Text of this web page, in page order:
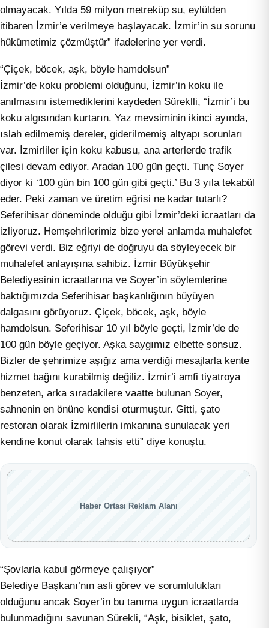
olmayacak. Yılda 59 milyon metreküp su, eylülden
itibaren İzmir’e verilmeye başlayacak. İzmir’in su sorunu
hükümetimiz çözmüştür” ifadelerine yer verdi.
“Çiçek, böcek, aşk, böyle hamdolsun”
İzmir’de koku problemi olduğunu, İzmir’in koku ile
anılmasını istemediklerini kaydeden Süreklli, “İzmir’i bu
koku algısından kurtarın. Yaz mevsiminin ikinci ayında,
ıslah edilmemiş dereler, giderilmemiş altyapı sorunları
var. İzmirliler için koku kabusu, ana arterlerde trafik
çilesi devam ediyor. Aradan 100 gün geçti. Tunç Soyer
diyor ki ‘100 gün bin 100 gün gibi geçti.’ Bu 3 yıla tekabül
eder. Peki zaman ve üretim eğrisi ne kadar tutarlı?
Seferihisar döneminde olduğu gibi İzmir’deki icraatları da
izliyoruz. Hemşehrilerimiz bize yerel anlamda muhalefet
görevi verdi. Biz eğriyi de doğruyu da söyleyecek bir
muhalefet anlayışına sahibiz. İzmir Büyükşehir
Belediyesinin icraatlarına ve Soyer’in söylemlerine
baktığımızda Seferihisar başkanlığının büyüyen
dalgasını görüyoruz. Çiçek, böcek, aşk, böyle
hamdolsun. Seferihisar 10 yıl böyle geçti, İzmir’de de
100 gün böyle geçiyor. Aşka saygımız elbette sonsuz.
Bizler de şehrimize aşığız ama verdiği mesajlarla kente
hizmet bağını kurabilmiş değiliz. İzmir’i amfi tiyatroya
benzeten, arka sıradakilere vaatte bulunan Soyer,
sahnenin en önüne kendisi oturmuştur. Gitti, şato
restoran olarak İzmirlilerin imkanına sunulacak yeri
kendine konut olarak tahsis etti” diye konuştu.
Haber Ortası Reklam Alanı
“Şovlarla kabul görmeye çalışıyor”
Belediye Başkanı’nın asli görev ve sorumlulukları
olduğunu ancak Soyer’in bu tanıma uygun icraatlarda
bulunmadığını savunan Sürekli, “Aşk, bisiklet, şato,